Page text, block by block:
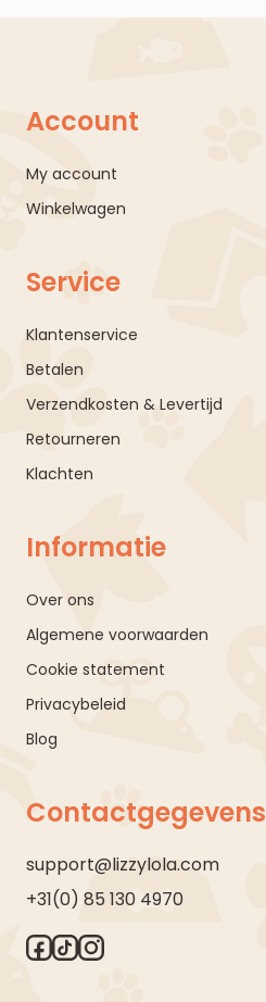
Account
My account
Winkelwagen
Service
Klantenservice
Betalen
Verzendkosten & Levertijd
Retourneren
Klachten
Informatie
Over ons
Algemene voorwaarden
Cookie statement
Privacybeleid
Blog
Contactgegevens
support@lizzylola.com
+31(0) 85 130 4970